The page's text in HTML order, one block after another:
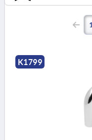
1
K1799